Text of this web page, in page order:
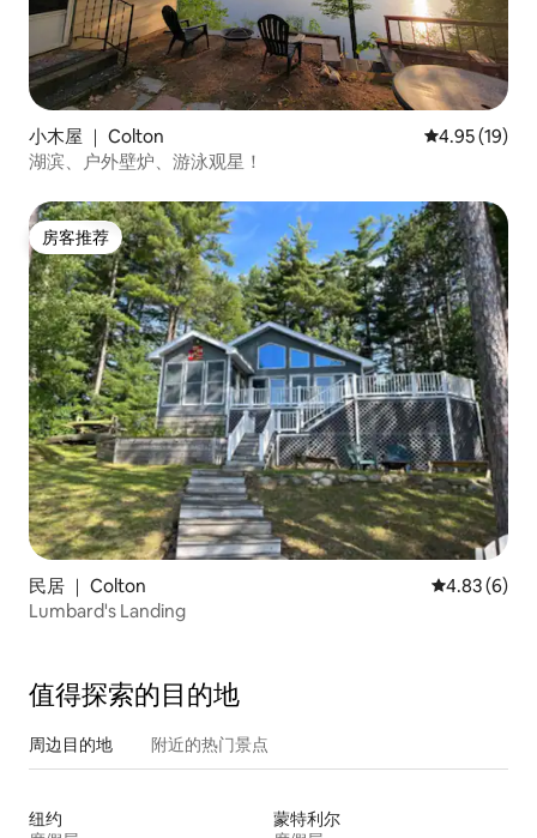
小木屋 ｜ Colton 平均评分
4.95 (19)
湖滨、户外壁炉、游泳观星！
房客推荐
房客推荐
民居 ｜ Colton 平均评分
4.83 (6)
Lumbard's Landing
值得探索的目的地
周边目的地 附近的热门景点
纽约
蒙特利尔